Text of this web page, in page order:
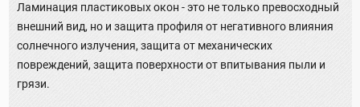
Ламинация пластиковых окон - это не только превосходный
внешний вид, но и защита профиля от негативного влияния
солнечного излучения, защита от механических
повреждений, защита поверхности от впитывания пыли и
грязи.